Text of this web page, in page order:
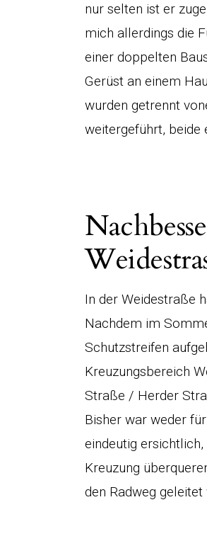
nur selten ist er
mich allerdings die
einer doppelten
Gerüst an einem
wurden getrennt
weitergeführt, beide
In der Weidestraße
Nachdem im
Schutzstreifen
Kreuzungsbereich
Straße / Herder
Bisher war weder
eindeutig ersichtlich,
Kreuzung
den Radweg